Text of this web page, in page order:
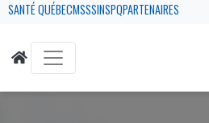
SANTÉ QUÉBECMSSSINSPQPARTENAIRES